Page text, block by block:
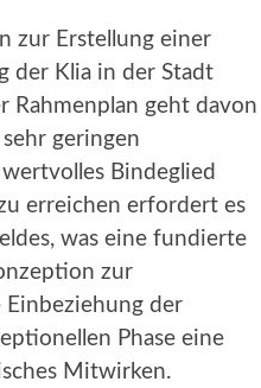
zur Erstellung einer
der Klia in der Stadt
Rahmenplan geht davon
geringen
Bindeglied
erreichen erfordert es
was eine fundierte
zur
der
Phase eine
Mitwirken.